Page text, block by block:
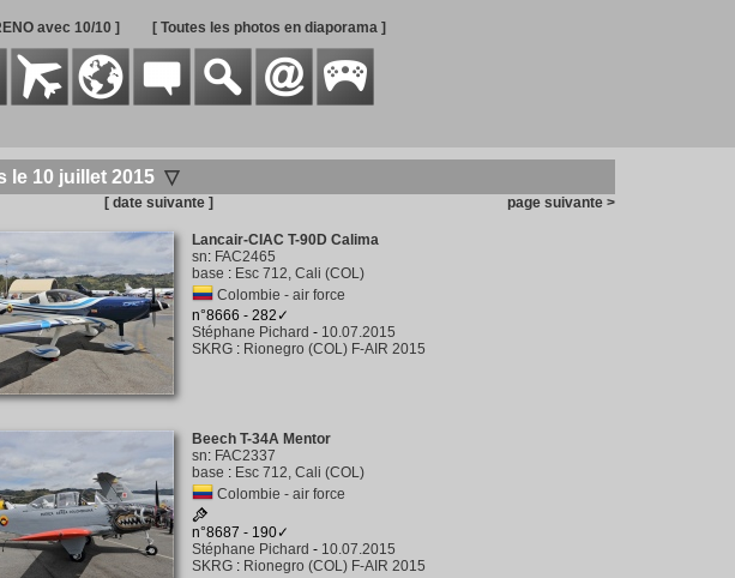
avec 10/10 ] [ Toutes les photos en diaporama ]
le 10 juillet 2015▽
[ date suivante ] page suivante >
Lancair-CIAC T-90D Calima
sn: FAC2465
base : Esc 712, Cali (COL)
Colombie - air force
n°8666 - 282✓
Stéphane Pichard - 10.07.2015
SKRG : Rionegro (COL) F-AIR 2015
Beech T-34A Mentor
sn: FAC2337
base : Esc 712, Cali (COL)
Colombie - air force
n°8687 - 190✓
Stéphane Pichard - 10.07.2015
SKRG : Rionegro (COL) F-AIR 2015